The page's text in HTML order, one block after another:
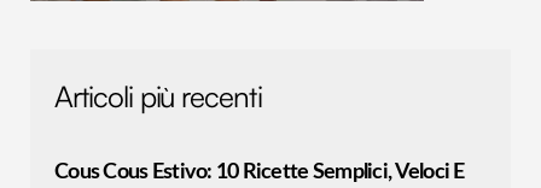
Articoli più recenti
Cous Cous Estivo: 10 Ricette Semplici, Veloci E